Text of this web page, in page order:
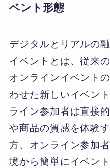
ベント形態
デジタルとリアルの
イベントとは、従来
オンラインイベント
わせた新しいイベン
ライン参加者は直接
や商品の質感を体験
方、オンライン参加
境から簡単にイベン